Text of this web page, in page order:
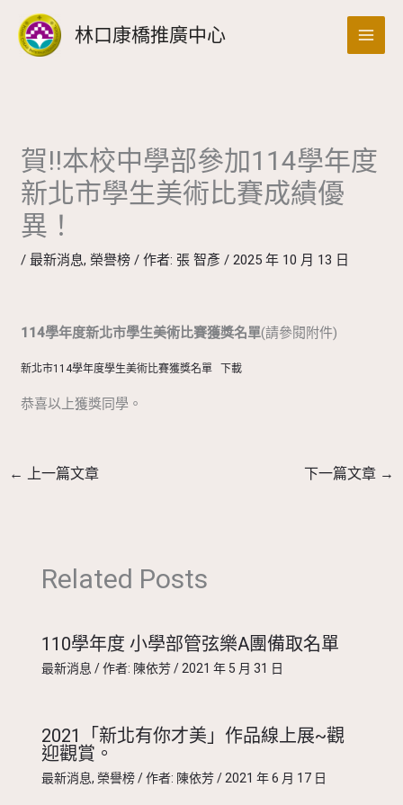
林口康橋推廣中心
賀!!本校中學部參加114學年度
新北市學生美術比賽成績優
異！
/最新消息, 榮譽榜 / 作者: 張 智彥 /2025 年 10 月 13 日
114學年度新北市學生美術比賽獲獎名單(請參閱附件)
新北市114學年度學生美術比賽獲獎名單 下載
恭喜以上獲獎同學。
← 上一篇文章 下一篇文章 →
Related Posts
110學年度 小學部管弦樂A團備取名單
最新消息 / 作者: 陳依芳/2021 年 5 月 31 日
2021「新北有你才美」作品線上展~觀
迎觀賞。
最新消息, 榮譽榜/ 作者: 陳依芳/2021 年 6 月 17 日
尋